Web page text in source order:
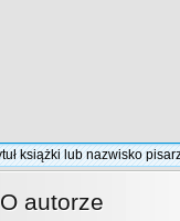
O autorze